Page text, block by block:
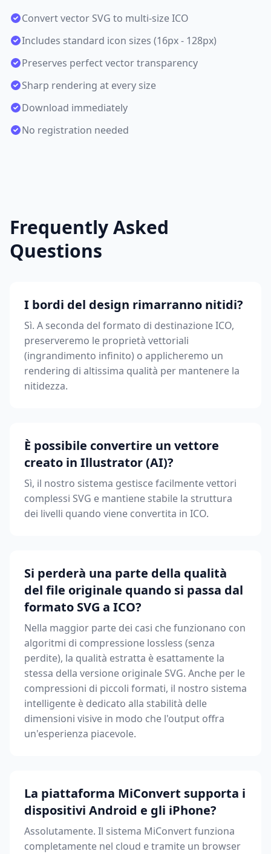
Convert vector SVG to multi-size ICO
Includes standard icon sizes (16px - 128px)
Preserves perfect vector transparency
Sharp rendering at every size
Download immediately
No registration needed
Frequently Asked
Questions
I bordi del design rimarranno nitidi?
Sì. A seconda del formato di destinazione ICO,
preserveremo le proprietà vettoriali
(ingrandimento infinito) o applicheremo un
rendering di altissima qualità per mantenere la
nitidezza.
È possibile convertire un vettore
creato in Illustrator (AI)?
Sì, il nostro sistema gestisce facilmente vettori
complessi SVG e mantiene stabile la struttura
dei livelli quando viene convertita in ICO.
Si perderà una parte della qualità
del file originale quando si passa dal
formato SVG a ICO?
Nella maggior parte dei casi che funzionano con
algoritmi di compressione lossless (senza
perdite), la qualità estratta è esattamente la
stessa della versione originale SVG. Anche per le
compressioni di piccoli formati, il nostro sistema
intelligente è dedicato alla stabilità delle
dimensioni visive in modo che l'output offra
un'esperienza piacevole.
La piattaforma MiConvert supporta i
dispositivi Android e gli iPhone?
Assolutamente. Il sistema MiConvert funziona
completamente nel cloud e tramite un browser